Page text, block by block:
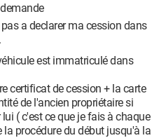
a declarer ma cession dans
est immatriculé dans
certificat de cession + la carte
de l'ancien propriétaire si
( c'est ce que je fais à chaque
procédure du début jusqu'à la